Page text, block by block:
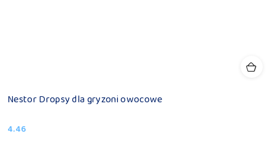
Nestor Dropsy dla gryzoni owocowe
Cena:
4.46